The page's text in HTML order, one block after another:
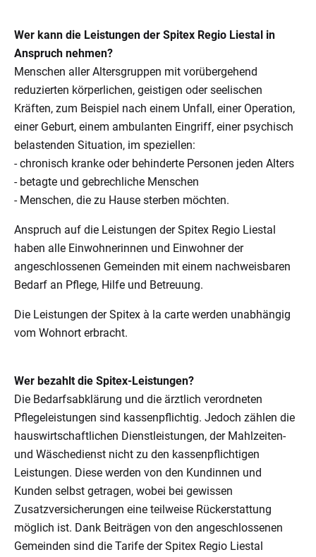
Wer kann die Leistungen der Spitex Regio Liestal in
Anspruch nehmen?
Menschen aller Altersgruppen mit vorübergehend
reduzierten körperlichen, geistigen oder seelischen
Kräften, zum Beispiel nach einem Unfall, einer Operation,
einer Geburt, einem ambulanten Eingriff, einer psychisch
belastenden Situation, im speziellen:
- chronisch kranke oder behinderte Personen jeden Alters
- betagte und gebrechliche Menschen
- Menschen, die zu Hause sterben möchten.
Anspruch auf die Leistungen der Spitex Regio Liestal
haben alle Einwohnerinnen und Einwohner der
angeschlossenen Gemeinden mit einem nachweisbaren
Bedarf an Pflege, Hilfe und Betreuung.
Die Leistungen der Spitex à la carte werden unabhängig
vom Wohnort erbracht.
Wer bezahlt die Spitex-Leistungen?
Die Bedarfsabklärung und die ärztlich verordneten
Pflegeleistungen sind kassenpflichtig. Jedoch zählen die
hauswirtschaftlichen Dienstleistungen, der Mahlzeiten-
und Wäschedienst nicht zu den kassenpflichtigen
Leistungen. Diese werden von den Kundinnen und
Kunden selbst getragen, wobei bei gewissen
Zusatzversicherungen eine teilweise Rückerstattung
möglich ist. Dank Beiträgen von den angeschlossenen
Gemeinden sind die Tarife der Spitex Regio Liestal